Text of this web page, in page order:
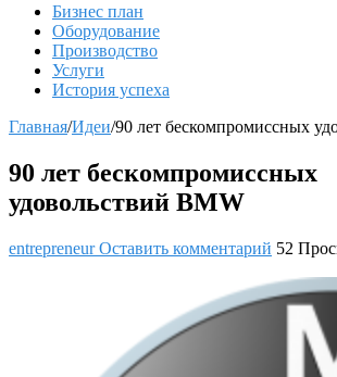
Бизнес план
Оборудование
Производство
Услуги
История успеха
Главная/Идеи/90 лет бескомпромиссных
90 лет бескомпромиссных
удовольствий BMW
entrepreneurОставить комментарий 52